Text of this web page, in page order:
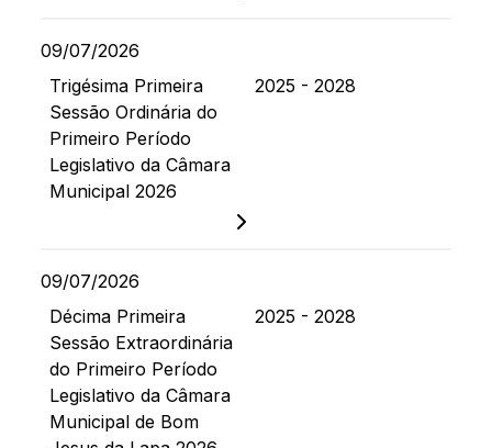
09/07/2026
Trigésima Primeira
Sessão Ordinária do
Primeiro Período
Legislativo da Câmara
Municipal 2026
2025 - 2028
09/07/2026
Décima Primeira
Sessão Extraordinária
do Primeiro Período
Legislativo da Câmara
Municipal de Bom
2025 - 2028